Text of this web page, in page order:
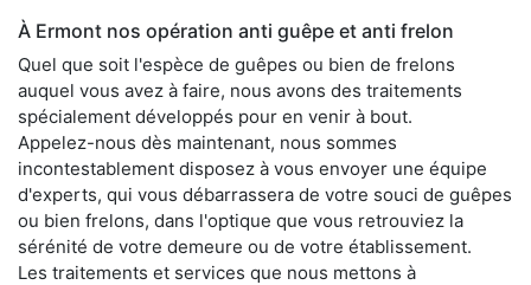
À Ermont nos opération anti guêpe et anti frelon
Quel que soit l'espèce de guêpes ou bien de frelons
auquel vous avez à faire, nous avons des traitements
spécialement développés pour en venir à bout.
Appelez-nous dès maintenant, nous sommes
incontestablement disposez à vous envoyer une équipe
d'experts, qui vous débarrassera de votre souci de guêpes
ou bien frelons, dans l'optique que vous retrouviez la
sérénité de votre demeure ou de votre établissement.
Les traitements et services que nous mettons à